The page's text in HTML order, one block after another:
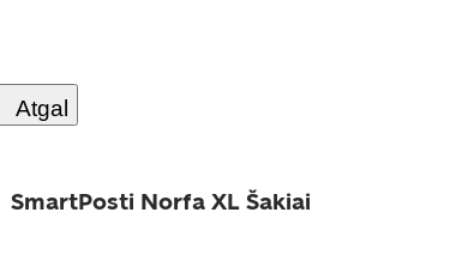
Atgal
SmartPosti Norfa XL Šakiai